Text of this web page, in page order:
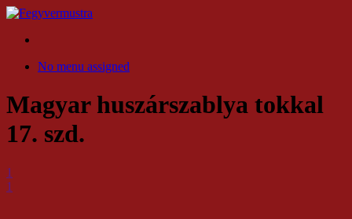
No menu assigned
Magyar huszárszablya tokkal
17. szd.
1
1